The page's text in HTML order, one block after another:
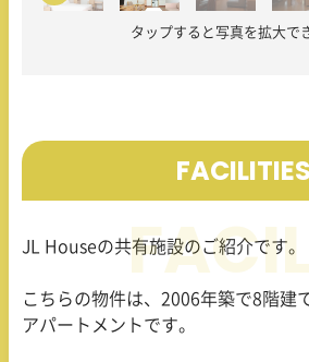
タップすると写真を拡大で
FACILITIES
JL Houseの共有施設のご紹介です。
こちらの物件は、2006年築で8階建
アパートメントです。